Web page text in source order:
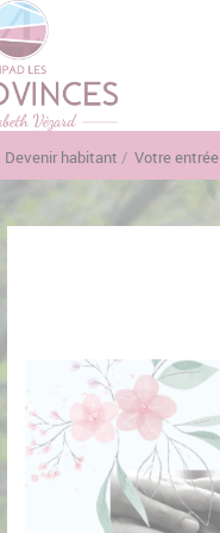
Devenir habitant Votre entrée